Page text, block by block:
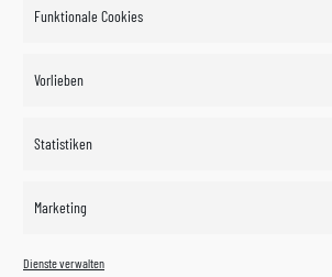
Funktionale Cookies
Vorlieben
Statistiken
Marketing
Dienste verwalten
©